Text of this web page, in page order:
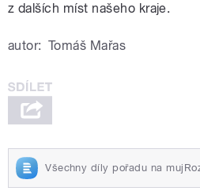
z dalších míst našeho kraje.
autor: Tomáš Mařas
Všechny díly pořadu na